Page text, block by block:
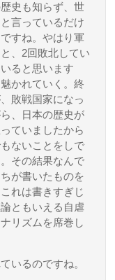
史も知らず、世
言っているだけ
すね。やはり軍
、2回敗北してい
ると思います
かれていく。終
敗戦国家になっ
、日本の歴史が
ていましたから
ないことをしで
その結果なんで
が書いたものを
れは書きすぎじ
ともいえる自虐
リズムを席巻し
いるのですね。